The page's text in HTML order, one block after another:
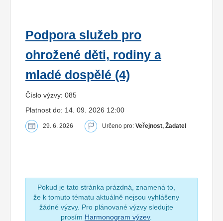
Podpora služeb pro
ohrožené děti, rodiny a
mladé dospělé (4)
Číslo výzvy: 085
Platnost do: 14. 09. 2026 12:00
29. 6. 2026 Určeno pro: Veřejnost, Žadatel
Pokud je tato stránka prázdná, znamená to,
že k tomuto tématu aktuálně nejsou vyhlášeny
žádné výzvy. Pro plánované výzvy sledujte
prosím Harmonogram výzev.